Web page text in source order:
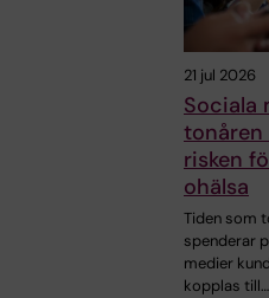
21 jul 2026
Sociala
tonåren
risken
ohälsa
Tiden som
spenderar
medier
kopplas till…